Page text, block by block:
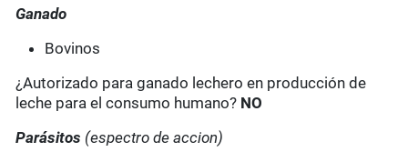
Ganado
Bovinos
¿Autorizado para ganado lechero en producción de
leche para el consumo humano? NO
Parásitos (espectro de accion)